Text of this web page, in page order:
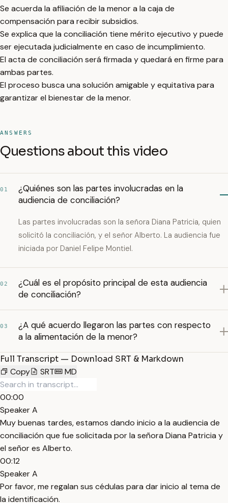
Se acuerda la afiliación de la menor a la caja de
compensación para recibir subsidios.
Se explica que la conciliación tiene mérito ejecutivo y puede
ser ejecutada judicialmente en caso de incumplimiento.
El acta de conciliación será firmada y quedará en firme para
ambas partes.
El proceso busca una solución amigable y equitativa para
garantizar el bienestar de la menor.
ANSWERS
Questions about this video
01
¿Quiénes son las partes involucradas en la
audiencia de conciliación?
Las partes involucradas son la señora Diana Patricia, quien
solicitó la conciliación, y el señor Alberto. La audiencia fue
iniciada por Daniel Felipe Montiel.
02
¿Cuál es el propósito principal de esta audiencia
de conciliación?
03
¿A qué acuerdo llegaron las partes con respecto
a la alimentación de la menor?
Full Transcript — Download SRT & Markdown
Copy
SRT MD
00:00
Speaker A
Muy buenas tardes, estamos dando inicio a la audiencia de
conciliación que fue solicitada por la señora Diana Patricia y
el señor es Alberto.
00:12
Speaker A
Por favor, me regalan sus cédulas para dar inicio al tema de
la identificación.